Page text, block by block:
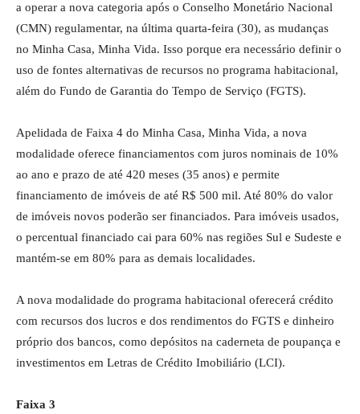
a operar a nova categoria após o Conselho Monetário Nacional
(CMN) regulamentar, na última quarta-feira (30), as mudanças
no Minha Casa, Minha Vida. Isso porque era necessário definir o
uso de fontes alternativas de recursos no programa habitacional,
além do Fundo de Garantia do Tempo de Serviço (FGTS).
Apelidada de Faixa 4 do Minha Casa, Minha Vida, a nova
modalidade oferece financiamentos com juros nominais de 10%
ao ano e prazo de até 420 meses (35 anos) e permite
financiamento de imóveis de até R$ 500 mil. Até 80% do valor
de imóveis novos poderão ser financiados. Para imóveis usados,
o percentual financiado cai para 60% nas regiões Sul e Sudeste e
mantém-se em 80% para as demais localidades.
A nova modalidade do programa habitacional oferecerá crédito
com recursos dos lucros e dos rendimentos do FGTS e dinheiro
próprio dos bancos, como depósitos na caderneta de poupança e
investimentos em Letras de Crédito Imobiliário (LCI).
Faixa 3